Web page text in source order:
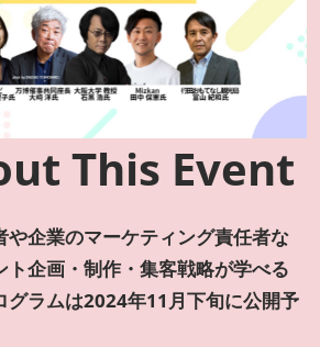
This Event
や企業のマーケティング責任者な
ト企画・制作・集客戦略が学べる
グラムは2024年11月下旬に公開予